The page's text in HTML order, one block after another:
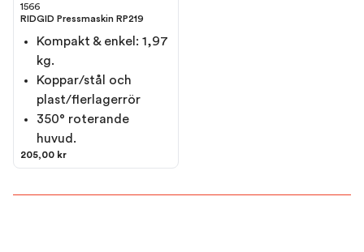
1566
RIDGID Pressmaskin RP219
Kompakt & enkel: 1,97
kg.
Koppar/stål och
plast/flerlagerrör
350° roterande
huvud.
205,00 kr